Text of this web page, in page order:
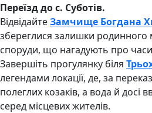
Переїзд до с. Суботів.
ВідвідайтеЗамчище Богдана
збереглися залишки родинного
споруди, що нагадують про
Завершіть прогулянку біля
легендами локації, де, за
полеглих козаків, а вода й досі
серед місцевих жителів.